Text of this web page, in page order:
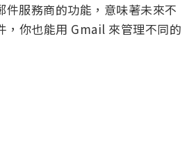
服務商的功能，意味著未來不
，你也能用 Gmail 來管理不同的